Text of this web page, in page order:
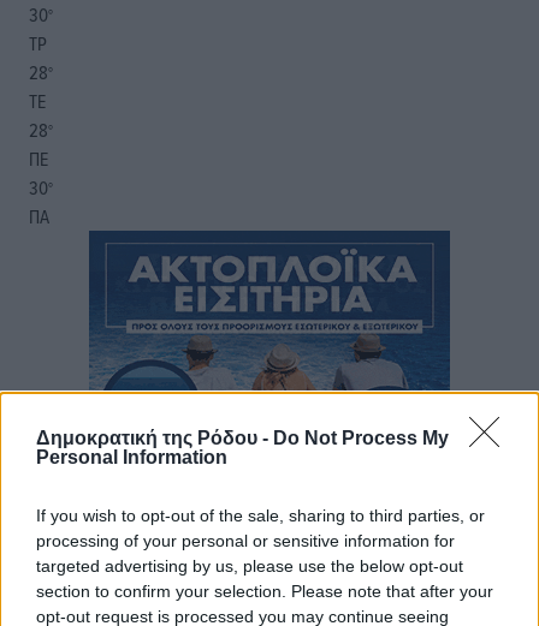
Δημοκρατική της Ρόδου - Do Not Process My
Personal Information
If you wish to opt-out of the sale, sharing to third parties, or
processing of your personal or sensitive information for
targeted advertising by us, please use the below opt-out
section to confirm your selection. Please note that after your
opt-out request is processed you may continue seeing
30°
ΤΡ
28°
ΤΕ
28°
ΠΕ
30°
ΠΑ